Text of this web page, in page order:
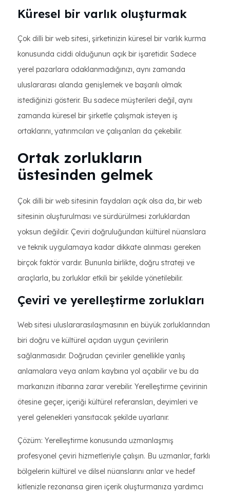
Küresel bir varlık oluşturmak
Çok dilli bir web sitesi, şirketinizin küresel bir varlık kurma
konusunda ciddi olduğunun açık bir işaretidir. Sadece
yerel pazarlara odaklanmadığınızı, aynı zamanda
uluslararası alanda genişlemek ve başarılı olmak
istediğinizi gösterir. Bu sadece müşterileri değil, aynı
zamanda küresel bir şirketle çalışmak isteyen iş
ortaklarını, yatırımcıları ve çalışanları da çekebilir.
Ortak zorlukların
üstesinden gelmek
Çok dilli bir web sitesinin faydaları açık olsa da, bir web
sitesinin oluşturulması ve sürdürülmesi zorluklardan
yoksun değildir. Çeviri doğruluğundan kültürel nüanslara
ve teknik uygulamaya kadar dikkate alınması gereken
birçok faktör vardır. Bununla birlikte, doğru strateji ve
araçlarla, bu zorluklar etkili bir şekilde yönetilebilir.
Çeviri ve yerelleştirme zorlukları
Web sitesi uluslararasılaşmasının en büyük zorluklarından
biri doğru ve kültürel açıdan uygun çevirilerin
sağlanmasıdır. Doğrudan çeviriler genellikle yanlış
anlamalara veya anlam kaybına yol açabilir ve bu da
markanızın itibarına zarar verebilir. Yerelleştirme çevirinin
ötesine geçer, içeriği kültürel referansları, deyimleri ve
yerel gelenekleri yansıtacak şekilde uyarlanır.
Çözüm: Yerelleştirme konusunda uzmanlaşmış
profesyonel çeviri hizmetleriyle çalışın. Bu uzmanlar, farklı
bölgelerin kültürel ve dilsel nüanslarını anlar ve hedef
kitlenizle rezonansa giren içerik oluşturmanıza yardımcı